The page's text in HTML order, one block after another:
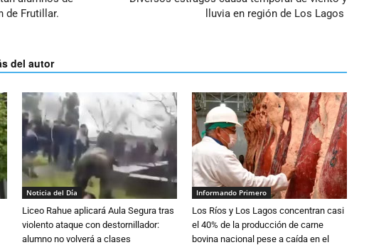
de Frutillar.
lluvia en región de Los Lagos
del autor
Noticia del Día
Liceo Rahue aplicará Aula Segura tras
violento ataque con destornillador:
alumno no volverá a clases
Informando Primero
Los Ríos y Los Lagos concentran casi
el 40% de la producción de carne
bovina nacional pese a caída en el